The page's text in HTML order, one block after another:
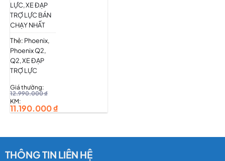
TG sử
dụng:
20-
35km
Trợ lực
40-
50km
TG Sạc:
Động cơ
LỰC,XE ĐẠP
TRỢ LỰC BÁN
CHẠY NHẤT
Thẻ: Phoenix,
Phoenix Q2,
Q2,XE ĐẠP
TRỢ LỰC
Giá thường:
12.990.000₫
KM:
11.190.000₫
THÔNG TIN LIÊN HỆ